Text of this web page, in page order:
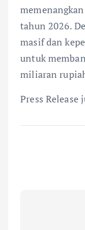
tahun 2026.
masif dan
untuk
miliaran
Press